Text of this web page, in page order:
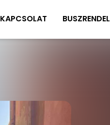
KAPCSOLAT